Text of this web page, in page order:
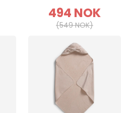
494 NOK
(549 NOK)